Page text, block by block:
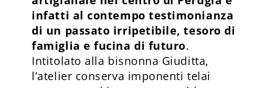
infatti al contempo testimonianza
di un passato irripetibile, tesoro di
famiglia e fucina di futuro.
Intitolato alla bisnonna Giuditta,
l’atelier conserva imponenti telai